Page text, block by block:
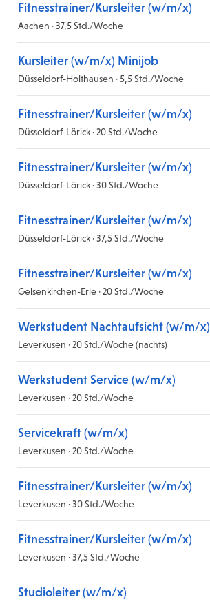
Fitnesstrainer/Kursleiter (w/m/x)
Aachen · 37,5 Std./Woche
Kursleiter (w/m/x) Minijob
Düsseldorf-Holthausen · 5,5 Std./Woche
Fitnesstrainer/Kursleiter (w/m/x)
Düsseldorf-Lörick · 20 Std./Woche
Fitnesstrainer/Kursleiter (w/m/x)
Düsseldorf-Lörick · 30 Std./Woche
Fitnesstrainer/Kursleiter (w/m/x)
Düsseldorf-Lörick · 37,5 Std./Woche
Fitnesstrainer/Kursleiter (w/m/x)
Gelsenkirchen-Erle · 20 Std./Woche
Werkstudent Nachtaufsicht (w/m/x)
Leverkusen · 20 Std./Woche (nachts)
Werkstudent Service (w/m/x)
Leverkusen · 20 Std./Woche
Servicekraft (w/m/x)
Leverkusen · 20 Std./Woche
Fitnesstrainer/Kursleiter (w/m/x)
Leverkusen · 30 Std./Woche
Fitnesstrainer/Kursleiter (w/m/x)
Leverkusen · 37,5 Std./Woche
Studioleiter (w/m/x)